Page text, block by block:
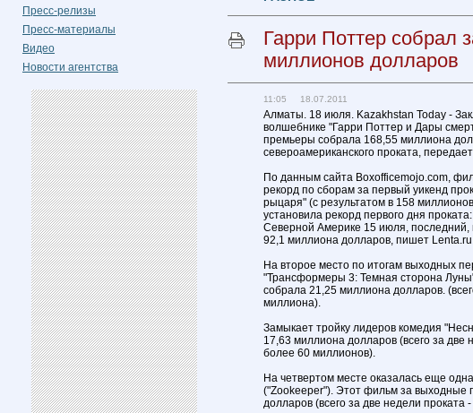
Пресс-релизы
Пресс-материалы
Видео
Новости агентства
Гарри Поттер собрал
миллионов долларов
11:05 18.07.2011
Алматы. 18 июля. Kazakhstan Today -
волшебнике "Гарри Поттер и Дары
премьеры собрала 168,55 миллиона
североамериканского проката,
По данным сайта Boxofficemojo.com,
рекорд по сборам за первый уикенд
рыцаря" (с результатом в 158
установила рекорд первого дня
Северной Америке 15 июля, последний,
92,1 миллиона долларов, пишет
На второе место по итогам выходных
"Трансформеры 3: Темная сторона
собрала 21,25 миллиона долларов.
миллиона).
Замыкает тройку лидеров комедия
17,63 миллиона долларов (всего за две
более 60 миллионов).
На четвертом месте оказалась еще
("Zookeeper"). Этот фильм за выходные
долларов (всего за две недели проката